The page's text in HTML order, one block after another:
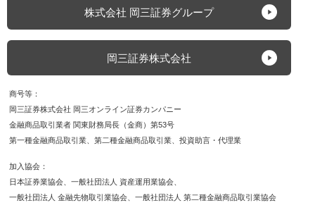
株式会社 岡三証券グループ
岡三証券株式会社
商号等
岡三証券株式会社 岡三オンライン証券カンパニー
金融商品取引業者 関東財務局長（金商）第53号
第一種金融商品取引業
第二種金融商品取引業 投資助言・代理業
加入協会
日本証券業協会
一般社団法人 資産運用業協会
一般社団法人 金融先物取引業協会
一般社団法人 第二種金融商品取引業協会